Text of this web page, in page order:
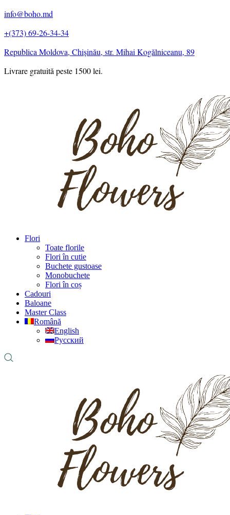
info@boho.md
+(373) 69-26-34-34
Republica Moldova, Chișinău, str. Mihai Kogălniceanu, 89
Livrare gratuită peste 1500 lei.
Flori
Toate florile
Flori în cutie
Buchete gustoase
Monobuchete
Flori în coș
Cadouri
Baloane
Master Class
Română
English
Русский